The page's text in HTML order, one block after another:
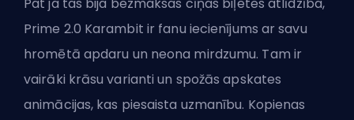
Pat ja tas bija bezmaksas cīņas biļetes atlīdzība,
Prime 2.0 Karambit ir fanu iecienījums ar savu
hromētā apdaru un neona mirdzumu. Tam ir
vairāki krāsu varianti un spožās apskates
animācijas, kas piesaista uzmanību. Kopienas